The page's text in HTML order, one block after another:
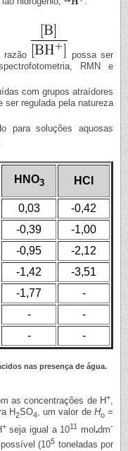
possa ser
RMN e
com grupos atraídores
ser regulada pela natureza
para soluções aquosas
HNO3 HCl
0,03
-0,42
-0,39
-1,00
-0,95
-2,12
-1,42
-3,51
-1,77
-
-
-
- -
nas presença de água.
as concentrações de H+,
H2SO4, um valor de Ho=
+seja igual a 1011 mol dm-
(105 toneladas por